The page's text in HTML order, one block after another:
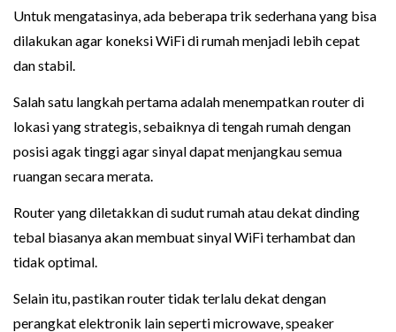
Untuk mengatasinya, ada beberapa trik sederhana yang bisa
dilakukan agar koneksi WiFi di rumah menjadi lebih cepat
dan stabil.
Salah satu langkah pertama adalah menempatkan router di
lokasi yang strategis, sebaiknya di tengah rumah dengan
posisi agak tinggi agar sinyal dapat menjangkau semua
ruangan secara merata.
Router yang diletakkan di sudut rumah atau dekat dinding
tebal biasanya akan membuat sinyal WiFi terhambat dan
tidak optimal.
Selain itu, pastikan router tidak terlalu dekat dengan
perangkat elektronik lain seperti microwave, speaker